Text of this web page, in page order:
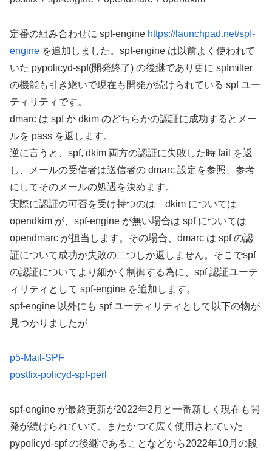
定番の組み合わせに spf-engine https://launchpad.net/spf-
engine を追加しました。spf-engine は以前よく使われて
いた pypolicyd-spf(開発終了) の後継であり更に spfmilter
の機能も引き継いで現在も開発が続けられている spf ユー
ティリティです。
dmarc は spf か dkim のどちらかの認証に成功するとメー
ルを pass を返します。
逆に言うと、spf, dkim 両方の認証に失敗した時 fail を返
し、メールの受信者は送信者の dmarc 設定を参照、参考
にしてそのメールの処遇を決めます。
実際に認証の可否を受け持つのは dkim については
opendkim が、spf-engine が無い場合は spf については
opendmarc が担当します。その場合、dmarc は spf の認
証について成功か失敗の二つしか返しません。そこでspf
の認証についてより細かく制御する為に、spf 認証ユーテ
ィリティとして spf-engine を追加します。
spf-engine 以外にも spf ユーティリティとして以下の物が
見つかりましたが
p5-Mail-SPF
postfix-policyd-spf-perl
spf-engine が最終更新が2022年2月と一番新しく現在も開
発が続けられていて、またかつて広く使用されていた
pypolicyd-spf の後継であることなどから2022年10月の段